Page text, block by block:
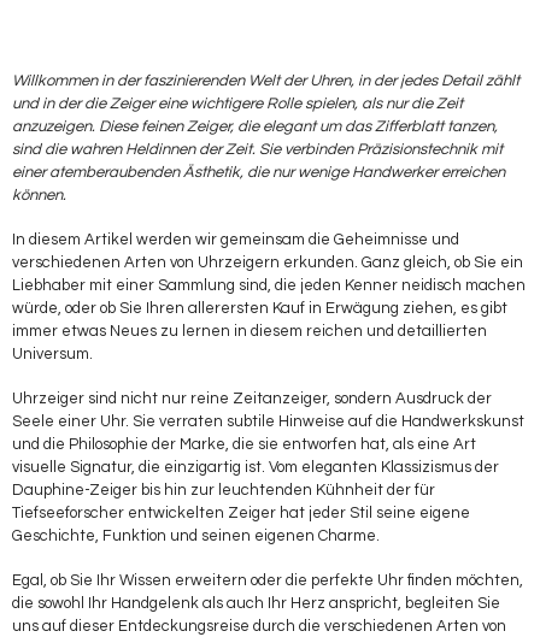
Willkommen in der faszinierenden Welt der Uhren, in der jedes Detail zählt
und in der die Zeiger eine wichtigere Rolle spielen, als nur die Zeit
anzuzeigen. Diese feinen Zeiger, die elegant um das Zifferblatt tanzen,
sind die wahren Heldinnen der Zeit. Sie verbinden Präzisionstechnik mit
einer atemberaubenden Ästhetik, die nur wenige Handwerker erreichen
können.
In diesem Artikel werden wir gemeinsam die Geheimnisse und
verschiedenen Arten von Uhrzeigern erkunden. Ganz gleich, ob Sie ein
Liebhaber mit einer Sammlung sind, die jeden Kenner neidisch machen
würde, oder ob Sie Ihren allerersten Kauf in Erwägung ziehen, es gibt
immer etwas Neues zu lernen in diesem reichen und detaillierten
Universum.
Uhrzeiger sind nicht nur reine Zeitanzeiger, sondern Ausdruck der
Seele einer Uhr. Sie verraten subtile Hinweise auf die Handwerkskunst
und die Philosophie der Marke, die sie entworfen hat, als eine Art
visuelle Signatur, die einzigartig ist. Vom eleganten Klassizismus der
Dauphine-Zeiger bis hin zur leuchtenden Kühnheit der für
Tiefseeforscher entwickelten Zeiger hat jeder Stil seine eigene
Geschichte, Funktion und seinen eigenen Charme.
Egal, ob Sie Ihr Wissen erweitern oder die perfekte Uhr finden möchten,
die sowohl Ihr Handgelenk als auch Ihr Herz anspricht, begleiten Sie
uns auf dieser Entdeckungsreise durch die verschiedenen Arten von